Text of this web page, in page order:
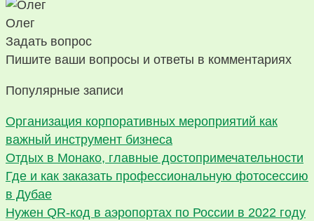
Олег
Задать вопрос
Пишите ваши вопросы и ответы в комментариях
Популярные записи
Организация корпоративных мероприятий как
важный инструмент бизнеса
Отдых в Монако, главные достопримечательности
Где и как заказать профессиональную фотосессию
в Дубае
Нужен QR-код в аэропортах по России в 2022 году